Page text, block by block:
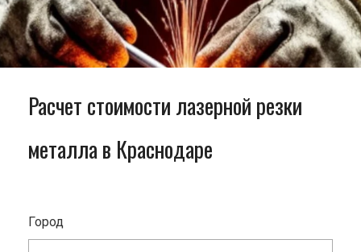
Расчет стоимости лазерной резки
металла в Краснодаре
Город